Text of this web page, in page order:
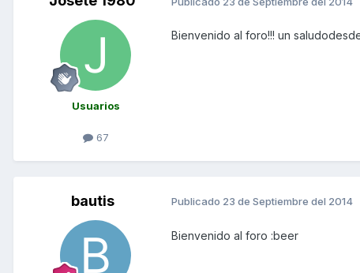
Usuarios
67
Bienvenido al foro!!! un
bautis Publicado 23 de Septiembre del 2014
Bienvenido al foro :beer